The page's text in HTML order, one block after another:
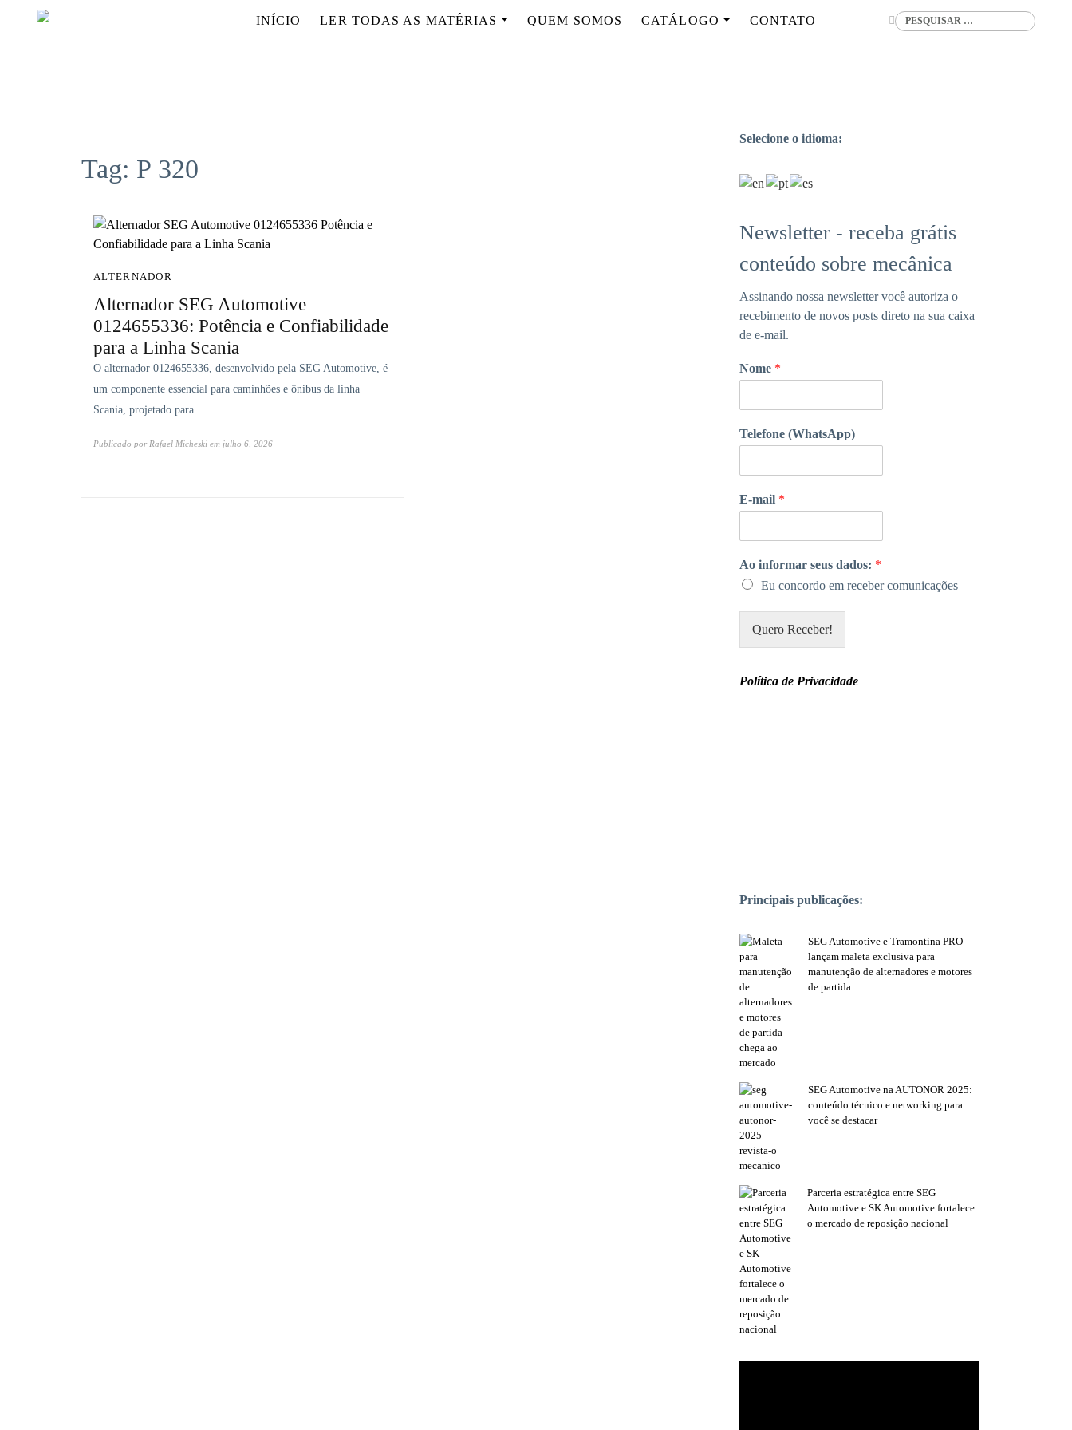
INÍCIO
LER TODAS AS MATÉRIAS QUEM SOMOS CATÁLOGO CONTATO
Buscar
Tag: P 320
ALTERNADOR
Alternador SEG Automotive
0124655336: Potência e Confiabilidade
para a Linha Scania
O alternador 0124655336, desenvolvido pela SEG Automotive, é
um componente essencial para caminhões e ônibus da linha
Scania, projetado para
Publicado porRafael Micheski em julho 6, 2026
Selecione o idioma:
Newsletter - receba grátis
conteúdo sobre mecânica
Assinando nossa newsletter você autoriza o
recebimento de novos posts direto na sua caixa
de e-mail.
Nome *
Telefone (WhatsApp)
E-mail *
Ao informar seus dados: *
Eu concordo em receber comunicações
Quero Receber!
Política de Privacidade
Principais publicações:
SEG Automotive e Tramontina PRO
lançam maleta exclusiva para
manutenção de alternadores e motores
de partida
SEG Automotive na AUTONOR 2025:
conteúdo técnico e networking para
você se destacar
Parceria estratégica entre SEG
Automotive e SK Automotive fortalece
o mercado de reposição nacional